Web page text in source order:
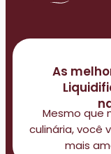
As
Mesmo que
culinária, você
mais